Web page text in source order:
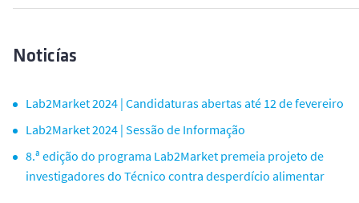
Noticías
Lab2Market 2024 | Candidaturas abertas até 12 de fevereiro
Lab2Market 2024 | Sessão de Informação
8.ª edição do programa Lab2Market premeia projeto de
investigadores do Técnico contra desperdício alimentar